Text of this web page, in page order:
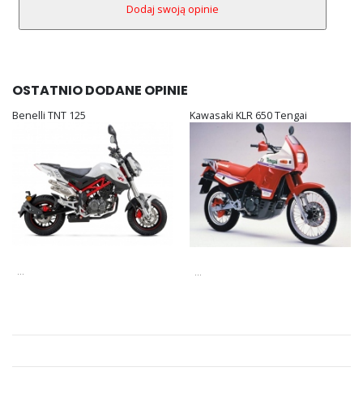
OSTATNIO DODANE OPINIE
Benelli TNT 125 Kawasaki KLR 650 Tengai